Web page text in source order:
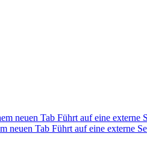
neuen Tab Führt auf eine externe
neuen Tab Führt auf eine externe